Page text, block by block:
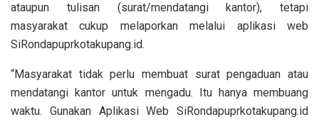
ataupun tulisan (surat/mendatangi kantor), tetapi
masyarakat cukup melaporkan melalui aplikasi web
SiRondapuprkotakupang.id.
“Masyarakat tidak perlu membuat surat pengaduan atau
mendatangi kantor untuk mengadu. Itu hanya membuang
waktu. Gunakan Aplikasi Web SiRondapuprkotakupang.id